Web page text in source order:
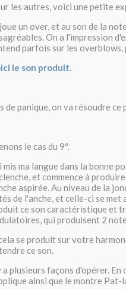
les autres, voici une petite
joue un over, et au son de la
On a l'impression
parfois sur les
le son produit.
de panique, on va résoudre ce
le cas du 9°.
mis ma langue dans la bonne
et commence à
aspirée. Au niveau de la
de l'anche, et celle-ci se
ce son caractéristique et
qui produisent 2
se produit sur votre
ce son.
a plusieurs façons d'opérer. En
ainsi que le montre Pat-